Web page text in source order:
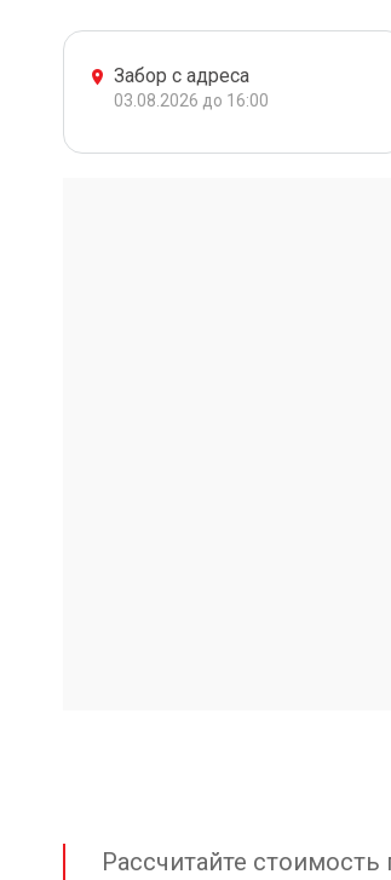
Забор с адреса
03.08.2026 до 16:00
Рассчитайте стоимость